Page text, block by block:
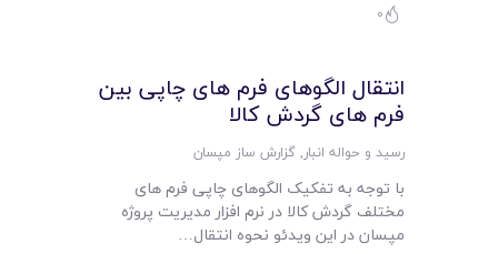
0
انتقال الگوهای فرم های چاپی بین
فرم های گردش کالا
رسید و حواله انبار,گزارش ساز مپسان
با توجه به تفکیک الگوهای چاپی فرم های
مختلف گردش کالا در نرم افزار مدیریت پروژه
مپسان در این ویدئو نحوه انتقال…